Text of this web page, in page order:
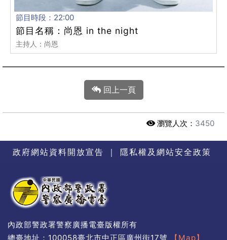
節目時段：22:00
節目名稱：尚恩 in the night
主持人：尚恩
回上一頁
瀏覽人次： 3450
政府網站資料開放宣告 ｜ 隱私權及網站安全政策
內政部警政署警察廣播電臺版權所有
總臺地址：100058臺北市中正區廣州街17號
【Map】